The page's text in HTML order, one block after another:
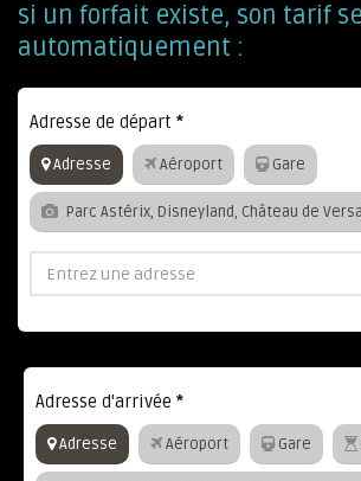
si un forfait existe, son tarif
automatiquement :
Adresse de départ *
Adresse Aéroport Gare
Parc Astérix, Disneyland, Château de
Adresse d'arrivée *
Adresse Aéroport Gare